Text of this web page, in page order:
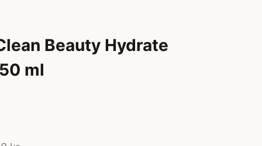
Beauty Hydrate
ml